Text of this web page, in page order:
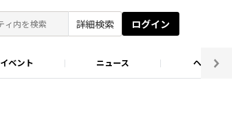
詳細検索 ログイン
イベント ニュース ヘルプ